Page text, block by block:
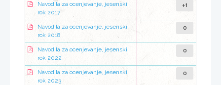
Navodila za ocenjevanje, jesenski
rok 2017
+1
Navodila za ocenjevanje, jesenski
rok 2018
0
Navodila za ocenjevanje, jesenski
rok 2022
0
Navodila za ocenjevanje, jesenski
rok 2023
0